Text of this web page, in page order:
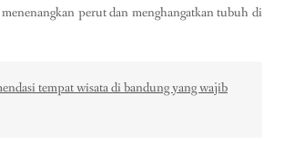
perut dan menghangatkan tubuh di
tempat wisata di bandung yang wajib